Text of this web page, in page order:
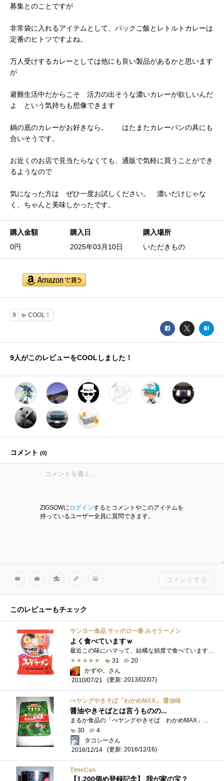
募集とのことですが
非常袋に入れるアイテムとして、パックご飯とレトルトカレーは
定番のヒトツですよね。
万人受けするカレーとしては他にも良い製品があるかと思います
が
避難生活中だからこそ 活力の出そうな濃いカレーが欲しいんだ
よ という気持ちも想像できます
鍋の底のカレーがお好きなら。 はたまたカレーパンの具にも
合いそうです。
お近くのお店で見当たらなくても、通販で気軽に買うことができ
るようなので
気になった方は ぜひ一度お試しください。 濃いだけじゃな
く、ちゃんと美味しかったです。
購入金額
0円
購入日
2025年03月10日
購入場所
いただきもの
9 COOL！
9人がこのレビューをCOOLしました！
コメント (0)
ZIGSOWに ログインするとコメントやこのアイテムを
持っているユーザー全員に質問できます。
コメントする
このレビューもチェック
サンヨー食品 サッポロ一番 みそラーメン
よく食べていますｗ
最近この味にハマって、結構な頻度で食べていますｗこれおいしんだよねぇ！さっぱりサッポロ一番いいですねぇ！！ってことで、ご紹介♪是非�...
31
20
かずや。さん
2010/07/21
(更新: 2013/02/07)
ぺヤングやきそば「わかめMAX」 醤油味
醤油やきそばとは言うものの...
まるか食品の「ぺヤングやきそば わかめMAX」です メーカー小売希望価格は175円です。早速作って食べてみました..... 味は�...
30
4
タコシーさん
2016/12/14
(更新: 2016/12/16)
TimeCan
【1,200個め登録記念】 我が家の宝？